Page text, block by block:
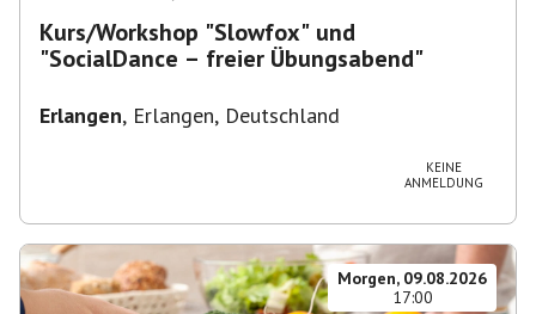
Kurs/Workshop "Slowfox" und
"SocialDance – freier Übungsabend"
Erlangen, Erlangen, Deutschland
KEINE
ANMELDUNG
Morgen, 09.08.2026
17:00